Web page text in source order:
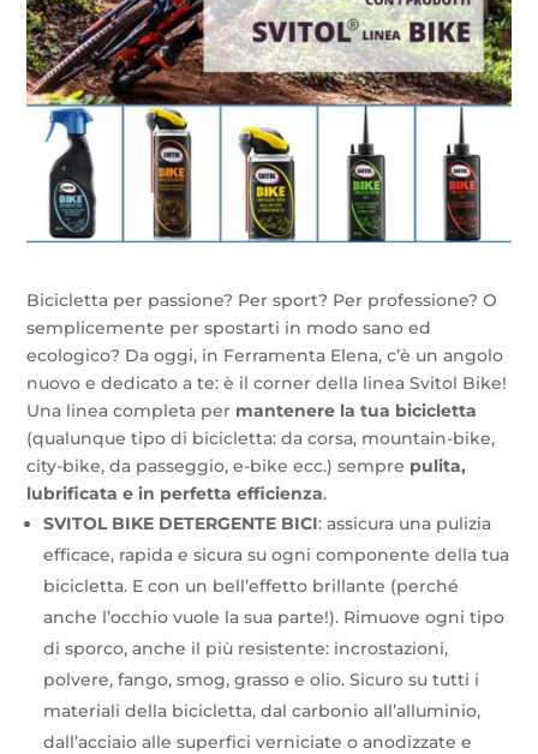
Bicicletta per passione? Per sport? Per professione? O
semplicemente per spostarti in modo sano ed
ecologico? Da oggi, in Ferramenta Elena, c’è un angolo
nuovo e dedicato a te: è il corner della linea Svitol Bike!
Una linea completa per mantenere la tua bicicletta
(qualunque tipo di bicicletta: da corsa, mountain-bike,
city-bike, da passeggio, e-bike ecc.) sempre pulita,
lubrificata e in perfetta efficienza.
SVITOL BIKE DETERGENTE BICI: assicura una pulizia
efficace, rapida e sicura su ogni componente della tua
bicicletta. E con un bell’effetto brillante (perché
anche l’occhio vuole la sua parte!). Rimuove ogni tipo
di sporco, anche il più resistente: incrostazioni,
polvere, fango, smog, grasso e olio. Sicuro su tutti i
materiali della bicicletta, dal carbonio all’alluminio,
dall’acciaio alle superfici verniciate o anodizzate e